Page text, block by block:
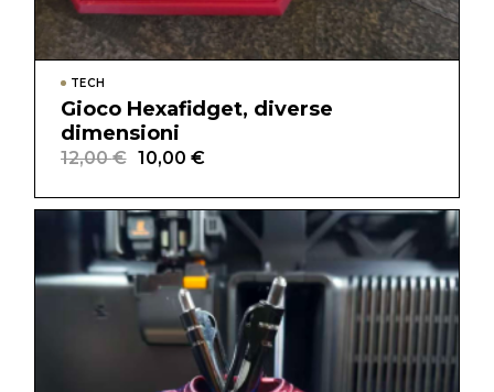
TECH
Gioco Hexafidget, diverse
dimensioni
12,00€
Il
originale
era:
12,00 €.
10,00 €
Il
attuale
è:
10,00 €.